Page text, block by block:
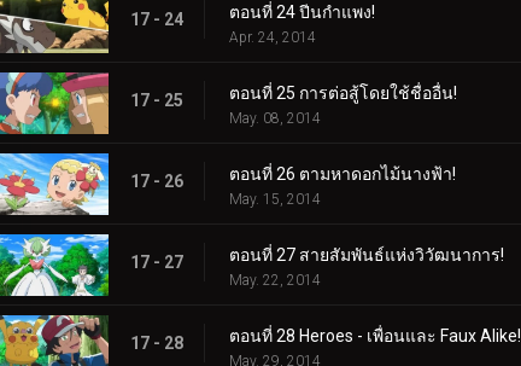
17 - 24 ตอนที่ 24 ปีนกำแพง!
Apr. 24, 2014
17 - 25 ตอนที่ 25 การต่อสู้โดยใช้ชื่ออื่น!
May. 08, 2014
17 - 26 ตอนที่ 26 ตามหาดอกไม้นางฟ้า!
May. 15, 2014
17 - 27 ตอนที่ 27 สายสัมพันธ์แห่งวิวัฒนาการ!
May. 22, 2014
17 - 28 ตอนที่ 28 Heroes - เพื่อนและ Faux Alike!
May. 29, 2014